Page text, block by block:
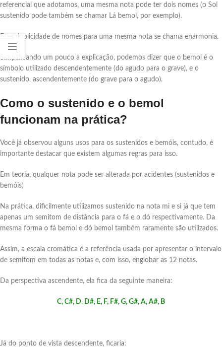
referencial que adotamos, uma mesma nota pode ter dois nomes (o Sol
sustenido pode também se chamar Lá bemol, por exemplo).
Essa duplicidade de nomes para uma mesma nota se chama enarmonia.
Simplificando um pouco a explicação, podemos dizer que o bemol é o
símbolo utilizado descendentemente (do agudo para o grave), e o
sustenido, ascendentemente (do grave para o agudo).
Como o sustenido e o bemol
funcionam na prática?
Você já observou alguns usos para os sustenidos e bemóis, contudo, é
importante destacar que existem algumas regras para isso.
Em teoria, qualquer nota pode ser alterada por acidentes (sustenidos e
bemóis)
Na prática, dificilmente utilizamos sustenido na nota mi e si já que tem
apenas um semitom de distância para o fá e o dó respectivamente. Da
mesma forma o fá bemol e dó bemol também raramente são utilizados.
Assim, a escala cromática é a referência usada por apresentar o intervalo
de semitom em todas as notas e, com isso, englobar as 12 notas.
Da perspectiva ascendente, ela fica da seguinte maneira:
C, C#, D, D#, E, F, F#, G, G#, A, A#, B
Já do ponto de vista descendente, ficaria: